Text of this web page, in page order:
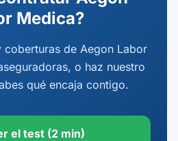
Medica?
coberturas de Aegon Labor
o haz nuestro
qué encaja contigo.
el test (2 min)